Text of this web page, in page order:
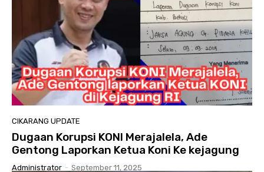
CIKARANG UPDATE
Dugaan Korupsi KONI Merajalela, Ade
Gentong Laporkan Ketua Koni Ke kejagung
Administrator - September 11, 2025